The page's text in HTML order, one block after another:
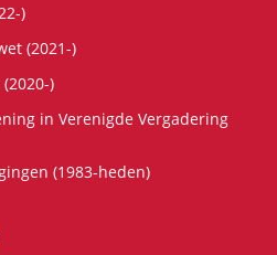
)
(2021-)
)
in Verenigde Vergadering
(1983-heden)